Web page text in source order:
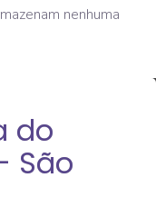
nenhuma
do
São